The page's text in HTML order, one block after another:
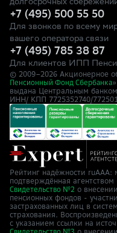
долгосрочных
+7 (495) 500 55 50
Для звонков по всему
вашего оператора связи
+7 (495) 785 38 87
Для клиентов ИПП
© 2009–2026 Акционерное
Пенсионный Фонд Сбербанка
выдана Центральным
ИНН/ КПП 7725352740/
Рейтинг надёжности ruAAA:
подтверждённая агентством
Свидетельство №2 о
пенсионных фондов -
застрахованных лиц в
страхования.
с указанием ссылки на